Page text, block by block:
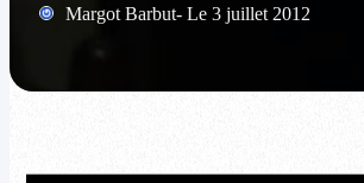
Margot Barbut- Le 3 juillet 2012